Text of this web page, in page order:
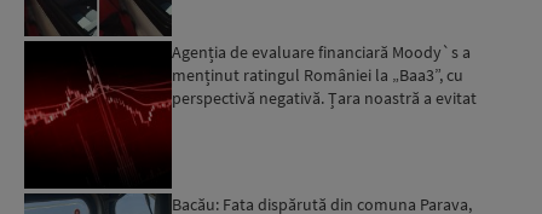
Agenția de evaluare financiară Moody`s a
menținut ratingul României la „Baa3”, cu
perspectivă negativă. Țara noastră a evitat
Bacău: Fata dispărută din comuna Parava,